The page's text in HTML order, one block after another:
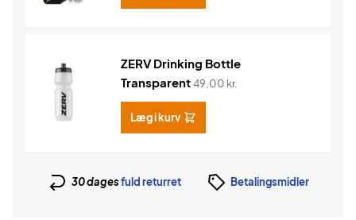
ZERV Drinking Bottle
Transparent49,00 kr.
Læg i kurv
30 dagesfuld returret Betalingsmidler